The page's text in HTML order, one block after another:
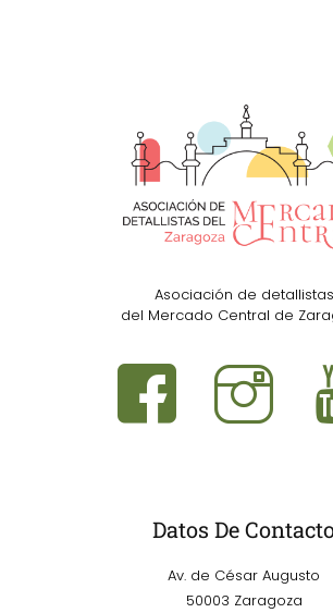
Asociación de detallistas
del Mercado Central de
Datos De
Av. de César Augusto
50003 Zaragoza